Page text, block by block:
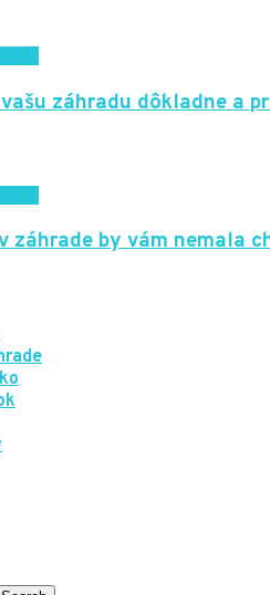
záhradu dôkladne a
záhrade by vám nemala